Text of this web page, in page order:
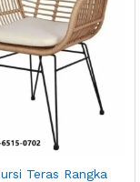
Teras Rangka